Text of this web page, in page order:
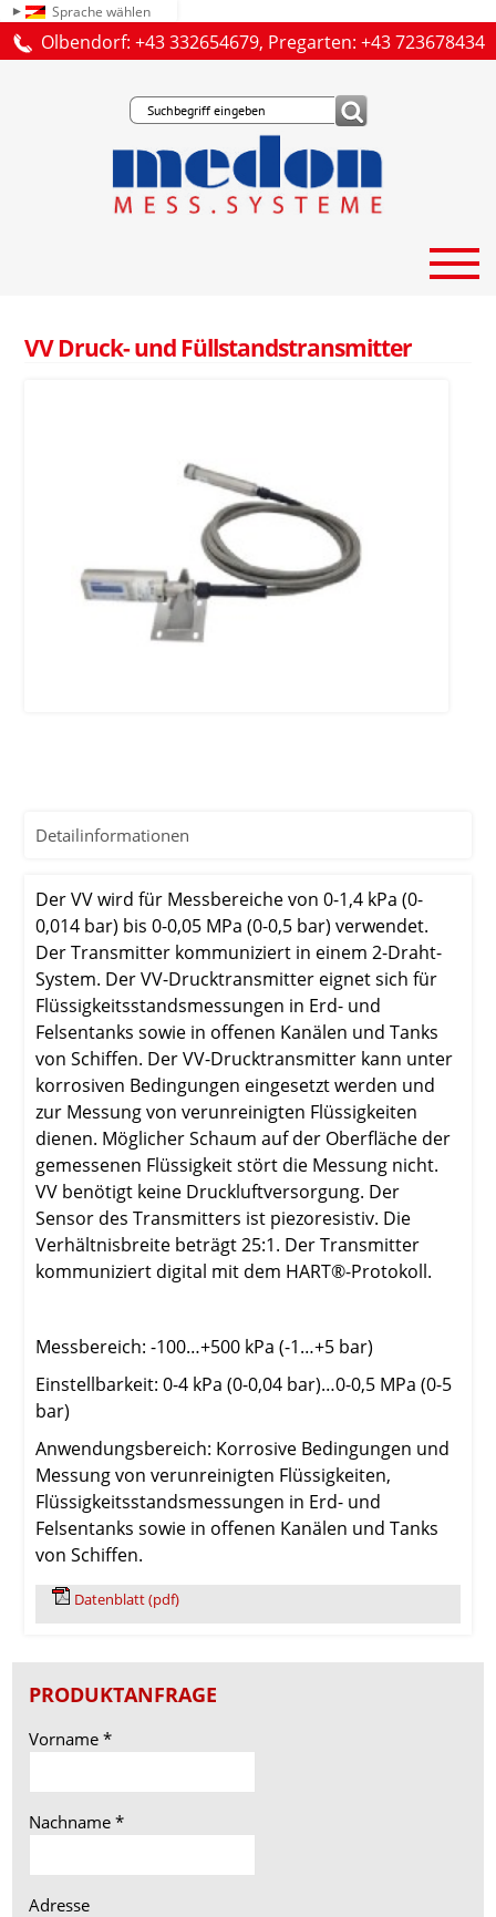
Sprache wählen
Olbendorf: +43 332654679, Pregarten: +43 723678434
VV Druck- und Füllstandstransmitter
Detailinformationen
Der VV wird für Messbereiche von 0-1,4 kPa (0-
0,014 bar) bis 0-0,05 MPa (0-0,5 bar) verwendet.
Der Transmitter kommuniziert in einem 2-Draht-
System. Der VV-Drucktransmitter eignet sich für
Flüssigkeitsstandsmessungen in Erd- und
Felsentanks sowie in offenen Kanälen und Tanks
von Schiffen. Der VV-Drucktransmitter kann unter
korrosiven Bedingungen eingesetzt werden und
zur Messung von verunreinigten Flüssigkeiten
dienen. Möglicher Schaum auf der Oberfläche der
gemessenen Flüssigkeit stört die Messung nicht.
VV benötigt keine Druckluftversorgung. Der
Sensor des Transmitters ist piezoresistiv. Die
Verhältnisbreite beträgt 25:1. Der Transmitter
kommuniziert digital mit dem HART®-Protokoll.
Messbereich: -100…+500 kPa (-1…+5 bar)
Einstellbarkeit: 0-4 kPa (0-0,04 bar)…0-0,5 MPa (0-5
bar)
Anwendungsbereich: Korrosive Bedingungen und
Messung von verunreinigten Flüssigkeiten,
Flüssigkeitsstandsmessungen in Erd- und
Felsentanks sowie in offenen Kanälen und Tanks
von Schiffen.
Datenblatt (pdf)
PRODUKTANFRAGE
Vorname*
Nachname*
Adresse